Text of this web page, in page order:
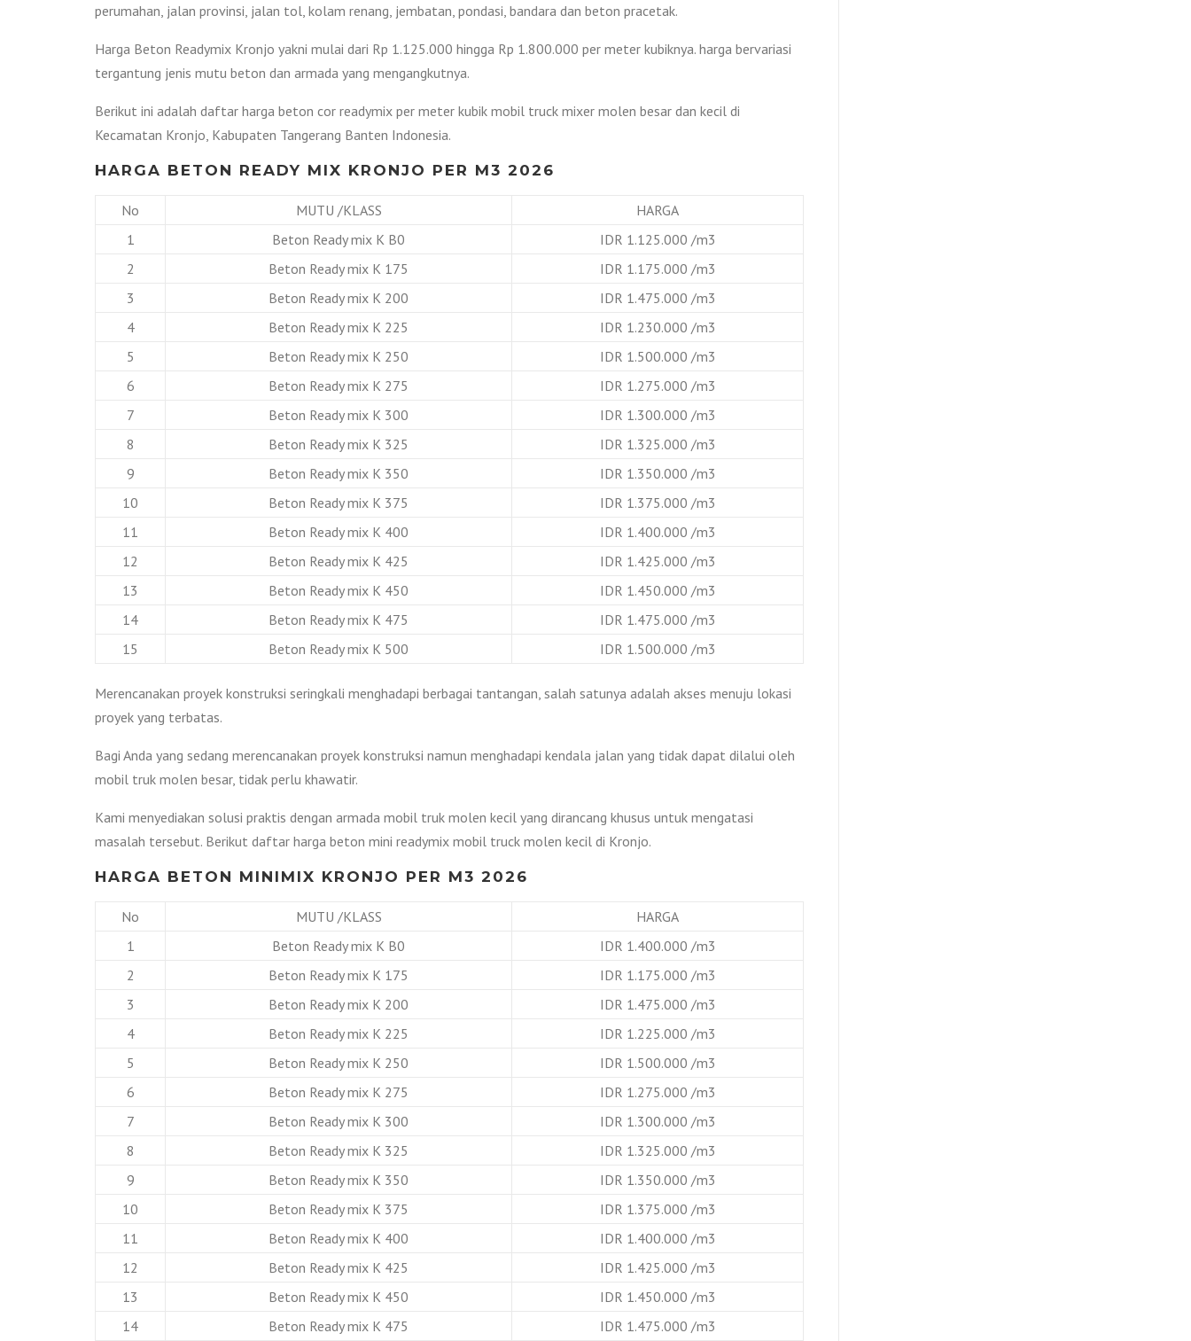
perumahan, jalan provinsi, jalan tol, kolam renang, jembatan, pondasi, bandara dan beton pracetak.
Harga Beton Readymix Kronjo yakni mulai dari Rp 1.125.000 hingga Rp 1.800.000 per meter kubiknya. harga bervariasi
tergantung jenis mutu beton dan armada yang mengangkutnya.
Berikut ini adalah daftar harga beton cor readymix per meter kubik mobil truck mixer molen besar dan kecil di
Kecamatan Kronjo, Kabupaten Tangerang Banten Indonesia.
HARGA BETON READY MIX KRONJO PER M3 2026
No MUTU /KLASS
HARGA
1
Beton Ready mix K B0
IDR 1.125.000 /m3
2
Beton Ready mix K 175
IDR 1.175.000 /m3
3
Beton Ready mix K 200
IDR 1.475.000 /m3
4
Beton Ready mix K 225
IDR 1.230.000 /m3
5
Beton Ready mix K 250
IDR 1.500.000 /m3
6
Beton Ready mix K 275
IDR 1.275.000 /m3
7
Beton Ready mix K 300
IDR 1.300.000 /m3
8
Beton Ready mix K 325
IDR 1.325.000 /m3
9
Beton Ready mix K 350
IDR 1.350.000 /m3
10
Beton Ready mix K 375
IDR 1.375.000 /m3
11
Beton Ready mix K 400
IDR 1.400.000 /m3
12
Beton Ready mix K 425
IDR 1.425.000 /m3
13
Beton Ready mix K 450
IDR 1.450.000 /m3
14
Beton Ready mix K 475
IDR 1.475.000 /m3
15
Beton Ready mix K 500 IDR 1.500.000 /m3
Merencanakan proyek konstruksi seringkali menghadapi berbagai tantangan, salah satunya adalah akses menuju lokasi
proyek yang terbatas.
Bagi Anda yang sedang merencanakan proyek konstruksi namun menghadapi kendala jalan yang tidak dapat dilalui oleh
mobil truk molen besar, tidak perlu khawatir.
Kami menyediakan solusi praktis dengan armada mobil truk molen kecil yang dirancang khusus untuk mengatasi
masalah tersebut. Berikut daftar harga beton mini readymix mobil truck molen kecil di Kronjo.
HARGA BETON MINIMIX KRONJO PER M3 2026
No MUTU /KLASS
HARGA
1
Beton Ready mix K B0
IDR 1.400.000 /m3
2
Beton Ready mix K 175
IDR 1.175.000 /m3
3
Beton Ready mix K 200
IDR 1.475.000 /m3
4
Beton Ready mix K 225
IDR 1.225.000 /m3
5
Beton Ready mix K 250
IDR 1.500.000 /m3
6
Beton Ready mix K 275
IDR 1.275.000 /m3
7
Beton Ready mix K 300
IDR 1.300.000 /m3
8
Beton Ready mix K 325
IDR 1.325.000 /m3
9
Beton Ready mix K 350
IDR 1.350.000 /m3
10
Beton Ready mix K 375
IDR 1.375.000 /m3
11
Beton Ready mix K 400
IDR 1.400.000 /m3
12
Beton Ready mix K 425
IDR 1.425.000 /m3
13
Beton Ready mix K 450
IDR 1.450.000 /m3
14
Beton Ready mix K 475 IDR 1.475.000 /m3